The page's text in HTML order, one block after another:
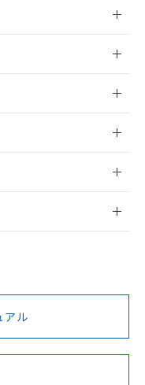
録
に、以下を必ずお読
BV型式承認
（フランス
KR型式
（韓国
アル
の期間は出
ことから備考
た。
切替を完了
ておりま